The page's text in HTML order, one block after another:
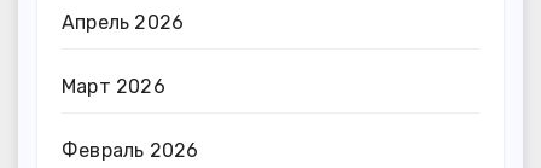
Апрель 2026
Март 2026
Февраль 2026